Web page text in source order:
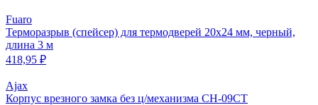
Fuaro
Терморазрыв (спейсер) для термодверей 20х24 мм, черный,
длина 3 м
418,95 ₽
Ajax
Корпус врезного замка без ц/механизма CH-09CT